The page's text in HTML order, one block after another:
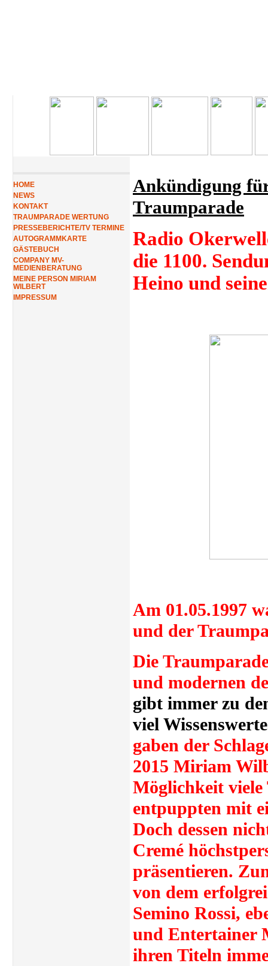
HOME
NEWS
KONTAKT
TRAUMPARADE WERTUNG
PRESSEBERICHTE/TV TERMINE
AUTOGRAMMKARTE
GÄSTEBUCH
COMPANY MV-
MEDIENBERATUNG
MEINE PERSON MIRIAM
WILBERT
IMPRESSUM
Ankündigung
Traumparade
Radio
die 1100.
Heino und
Am 01.05.1997
und der
Die
und modernen
gibt immer zu
viel
gaben der
2015 Miriam
Möglichkeit viele
entpuppten mit
Doch dessen
Cremé
präsentieren.
von dem
Semino Rossi,
und Entertainer
ihren Titeln